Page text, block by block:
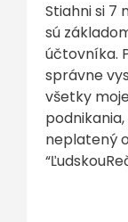
Stiahni si 7
sú
účtovníka.
správne
všetky
neplatený